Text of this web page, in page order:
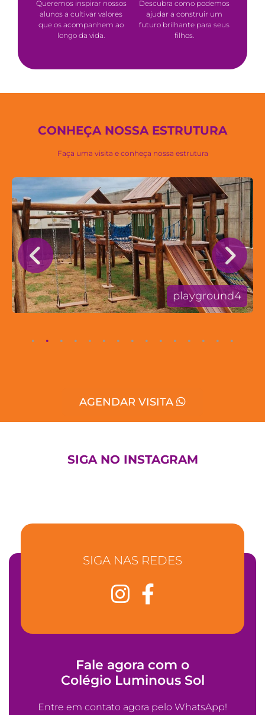
Queremos inspirar nossos
alunos a cultivar valores
que os acompanhem ao
longo da vida.
Descubra como podemos
ajudar a construir um
futuro brilhante para seus
filhos.
CONHEÇA NOSSA ESTRUTURA
Faça uma visita e conheça nossa estrutura
playground4
AGENDAR VISITA
SIGA NO INSTAGRAM
SIGA NAS REDES
Fale agora com o
Colégio Luminous Sol
Entre em contato agora pelo WhatsApp!